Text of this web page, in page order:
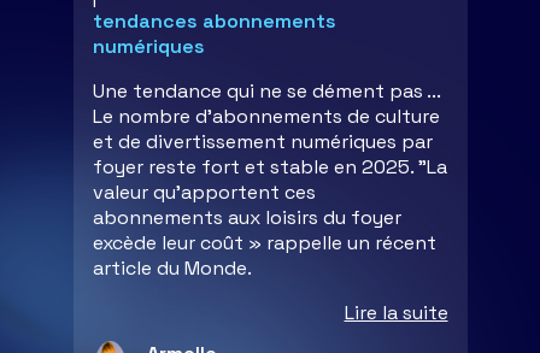
tendances abonnements
numériques
Une tendance qui ne se dément pas ...
Le nombre d'abonnements de culture
et de divertissement numériques par
foyer reste fort et stable en 2025. "La
valeur qu’apportent ces
abonnements aux loisirs du foyer
excède leur coût » rappelle un récent
article du Monde.
Lire la suite